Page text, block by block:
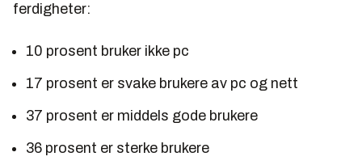
ferdigheter:
10 prosent bruker ikke pc
17 prosent er svake brukere av pc og nett
37 prosent er middels gode brukere
36 prosent er sterke brukere